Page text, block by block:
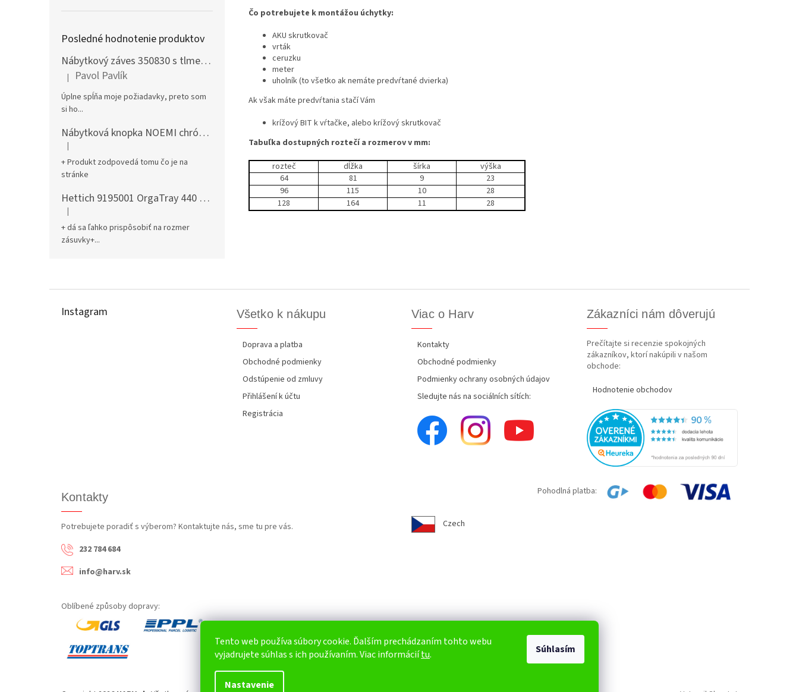
Tento web používa súbory cookie. Ďalším prechádzaním tohto webu
vyjadrujete súhlas s ich používaním. Viac informáciítu.
Nastavenie
Súhlasím
Posledné hodnotenie produktov
Nábytkový záves 350830 s tlmením naložený + podložka H0 na vrut
Hodnotenie produktu je 5 z 5 hviezdičiek.
| Pavol Pavlík
Úplne spĺňa moje požiadavky, preto som
si ho...
Nábytková knopka NOEMI chróm satén
Hodnotenie produktu je 5 z 5 hviezdičiek.
|
+ Produkt zodpovedá tomu čo je na
stránke
Hettich 9195001 OrgaTray 440 701-800/441-520 mm antracit
Hodnotenie produktu je 5 z 5 hviezdičiek.
|
+ dá sa ľahko prispôsobiť na rozmer
zásuvky+...
Čo potrebujete k montážou úchytky:
AKU skrutkovač
vrták
ceruzku
meter
uholník (to všetko ak nemáte predvŕtané dvierka)
Ak však máte predvŕtania stačí Vám
krížový BIT k vŕtačke, alebo krížový skrutkovač
Tabuľka dostupných roztečí a rozmerov v mm:
rozteč
dĺžka šírka
výška
64
81 9
23
96
115 10
28
128
164 11 28
Instagram Všetko k nákupu
Doprava a platba
Obchodné podmienky
Odstúpenie od zmluvy
Přihlášení k účtu
Registrácia
Viac o Harv
Kontakty
Obchodné podmienky
Podmienky ochrany osobných údajov
Sledujte nás na sociálních sítích:
Zákazníci nám dôverujú
Prečítajte si recenzie spokojných
zákazníkov, ktorí nakúpili v našom
obchode:
Hodnotenie obchodov
Kontakty
Potrebujete poradiť s výberom? Kontaktujte nás, sme tu pre vás.
232 784 684
info@harv.sk
Pohodlná platba:
Czech
Oblíbené způsoby dopravy: